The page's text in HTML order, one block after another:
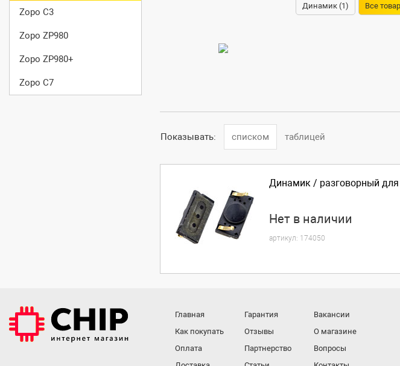
Zopo C3
Zopo ZP980
Zopo ZP980+
Zopo C7
Динамик (1) Все
Показывать: списком таблицей
Динамик / разговорный для
Нет в наличии
артикул: 174050
Главная
Как покупать
Оплата
Гарантия
Отзывы
Партнерство
Вакансии
О магазине
Вопросы